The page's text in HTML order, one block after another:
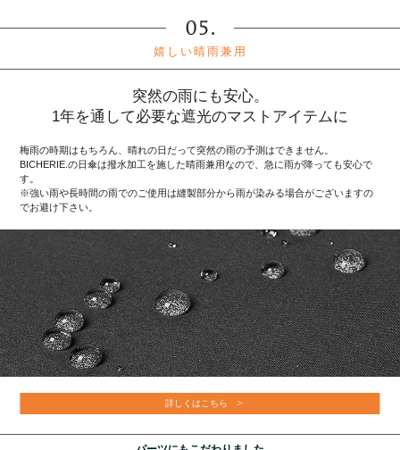
嬉しい晴雨兼用
突然の雨にも安心。
1年を通して必要な遮光のマストアイテムに
梅雨の時期はもちろん、晴れの日だって突然の雨の予測はできません。
BICHERIE.の日傘は撥水加工を施した晴雨兼用なので、急に雨が降っても安心で
す。
※強い雨や長時間の雨でのご使用は縫製部分から雨が染みる場合がございますの
でお避け下さい。
詳しくはこちら